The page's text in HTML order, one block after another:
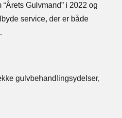
Gulvmand” i 2022 og
service, der er både
gulvbehandlingsydelser,